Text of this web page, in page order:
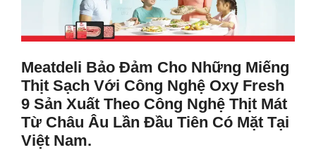
Meatdeli Bảo Đảm Cho Những Miếng
Thịt Sạch Với Công Nghệ Oxy Fresh
9 Sản Xuất Theo Công Nghệ Thịt Mát
Từ Châu Âu Lần Đầu Tiên Có Mặt Tại
Việt Nam.